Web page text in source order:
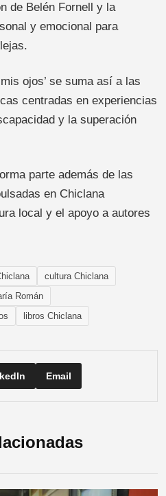
de Belén Fornell y la
y emocional para
ojos’ se suma así a las
centradas en experiencias
y la superación
parte además de las
en Chiclana
local y el apoyo a autores
cultura Chiclana
Román
libros Chiclana
Email